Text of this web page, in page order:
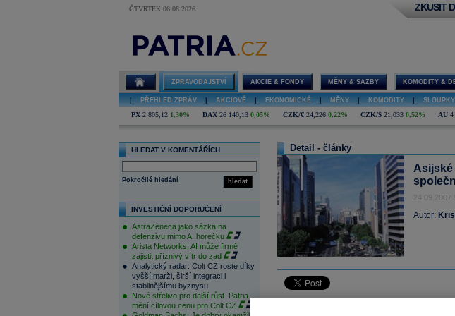
ČTVRTEK 06.08.2026 ZKUSIT
ZPRAVODAJSTVÍ AKCIE & FONDY MĚNY & SAZBY KOMODITY &
PŘEHLED ZPRÁV AKCIOVÉ EKONOMICKÉ MĚNY KOMODITY SLOUPKY
PX 2 805,12 1,30% DAX 26 140,13 0,05% CZK/€ 24,226 0,22% CZK/$ 21,033 0,52% AU 4
HLEDAT V KOMENTÁŘÍCH
hledat
Pokročilé hledání
INVESTIČNÍ DOPORUČENÍ
AstraZeneca jako sázka na
defenzivu mimo AI horečku
Arista Networks: AI může firmě
zajistit příznivý vítr do zad
Analytický radar: Colt CZ roste díky
vyšší marži, širší integraci i
stabilnějšímu byznysu
Nové střelivo pro další růst. Patria
mění cílovou cenu pro Colt CZ
Detail - články
24.09.2007
Autor: